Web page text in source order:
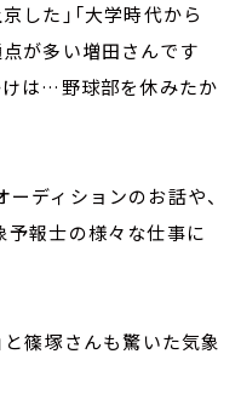
した」「大学時代から
が多い増田さんです
けは…野球部を休みたか
ディションのお話や、
予報士の様々な仕事に
と篠塚さんも驚いた気象